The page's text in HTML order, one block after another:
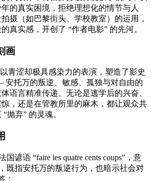
的真实困境，拒绝理想化的情节与人
摄（如巴黎街头、学校教室）的运用，
真实感，开创了 “作者电影” 的先河。
画
青涩却极具感染力的表演，塑造了影史
托万的叛逆、敏感、孤独与对自由的
语言精准传递。无论是逃学后的兴奋、
，还是在管教所里的麻木，都让观众共
抛弃” 的灵魂。
国谚语 “faire les quatre cents coups”，意
既指安托万的叛逆行为，也暗示社会对
；